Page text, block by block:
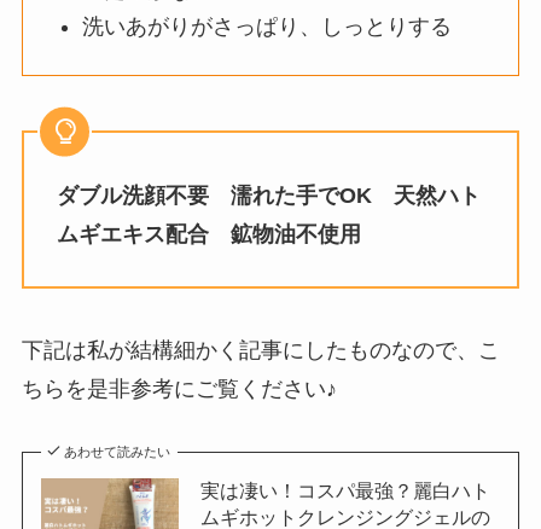
洗いあがりがさっぱり、しっとりする
ダブル洗顔不要 濡れた手でOK
天然ハト
ムギエキス配合
鉱物油不使用
下記は私が結構細かく記事にしたものなので、こ
ちらを是非参考にご覧ください♪
あわせて読みたい
実は凄い！コスパ最強？麗白ハト
ムギホットクレンジングジェルの